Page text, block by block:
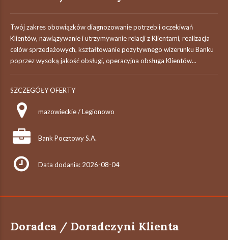
Twój zakres obowiązków diagnozowanie potrzeb i oczekiwań
Klientów, nawiązywanie i utrzymywanie relacji z Klientami, realizacja
celów sprzedażowych, kształtowanie pozytywnego wizerunku Banku
poprzez wysoką jakość obsługi, operacyjna obsługa Klientów...
SZCZEGÓŁY OFERTY
mazowieckie / Legionowo
Bank Pocztowy S.A.
Data dodania: 2026-08-04
Doradca / Doradczyni Klienta